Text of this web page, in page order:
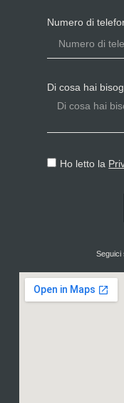
Numero di
Di cosa hai
Ho letto la
Seguici